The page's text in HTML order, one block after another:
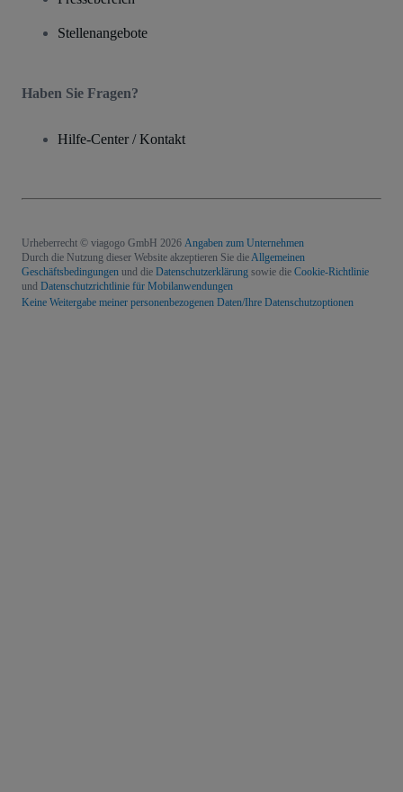
Stellenangebote
Haben Sie Fragen?
Hilfe-Center / Kontakt
Urheberrecht © viagogo GmbH 2026 Angaben zum Unternehmen
Durch die Nutzung dieser Website akzeptieren Sie dieAllgemeinen
Geschäftsbedingungen und die Datenschutzerklärung sowie die Cookie-Richtlinie
und Datenschutzrichtlinie für Mobilanwendungen
Keine Weitergabe meiner personenbezogenen Daten/Ihre Datenschutzoptionen